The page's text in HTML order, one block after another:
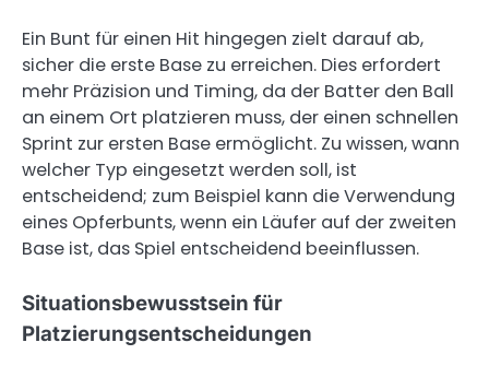
Ein Bunt für einen Hit hingegen zielt darauf ab,
sicher die erste Base zu erreichen. Dies erfordert
mehr Präzision und Timing, da der Batter den Ball
an einem Ort platzieren muss, der einen schnellen
Sprint zur ersten Base ermöglicht. Zu wissen, wann
welcher Typ eingesetzt werden soll, ist
entscheidend; zum Beispiel kann die Verwendung
eines Opferbunts, wenn ein Läufer auf der zweiten
Base ist, das Spiel entscheidend beeinflussen.
Situationsbewusstsein für
Platzierungsentscheidungen